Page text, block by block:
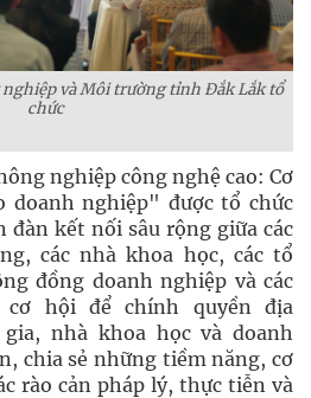
và Môi trường tỉnh Đắk Lắk tổ
chức
nghiệp công nghệ cao: Cơ
doanh nghiệp" được tổ chức
kết nối sâu rộng giữa các
các nhà khoa học, các tổ
đồng doanh nghiệp và các
cơ hội để chính quyền địa
gia, nhà khoa học và doanh
chia sẻ những tiềm năng, cơ
rào cản pháp lý, thực tiễn và